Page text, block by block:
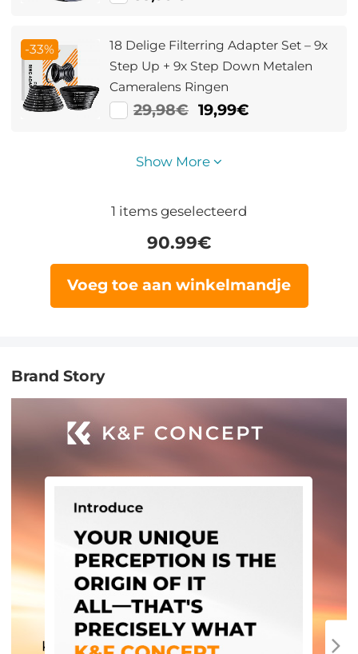
-33%
18 Delige Filterring Adapter Set – 9x
Step Up + 9x Step Down Metalen
Cameralens Ringen
29,98€ 19,99€
Show More
1 items geselecteerd
90.99€
Voeg toe aan winkelmandje
Brand Story